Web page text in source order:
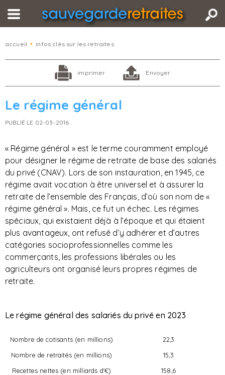
accueil • infos clés sur les retraites
imprimer Envoyer
Le régime général
PUBLIÉ LE 02-03-2016
« Régime général » est le terme couramment employé
pour désigner le régime de retraite de base des salariés
du privé (CNAV). Lors de son instauration, en 1945, ce
régime avait vocation à être universel et à assurer la
retraite de l’ensemble des Français, d’où son nom de «
régime général ». Mais, ce fut un échec. Les régimes
spéciaux, qui existaient déjà à l’époque et qui étaient
plus avantageux, ont refusé d’y adhérer et d’autres
catégories socioprofessionnelles comme les
commerçants, les professions libérales ou les
agriculteurs ont organisé leurs propres régimes de
retraite.
Le régime général des salariés du privé en 2023
Nombre de cotisants (en millions)
22,3
Nombre de retraités (en millions)
15,3
Recettes nettes (en milliards d'€)
158,6